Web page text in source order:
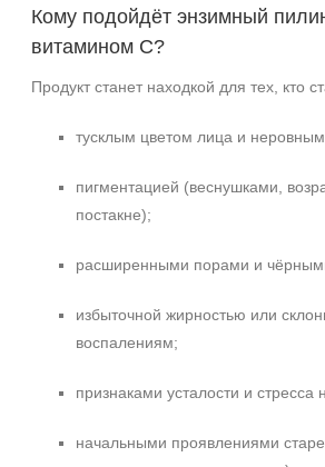
Кому подойдёт энзимный
витамином C?
Продукт станет находкой для тех, кто
тусклым цветом лица и
пигментацией (веснушками,
постакне);
расширенными порами и
избыточной жирностью или
воспалениям;
признаками усталости и стресса
начальными проявлениями